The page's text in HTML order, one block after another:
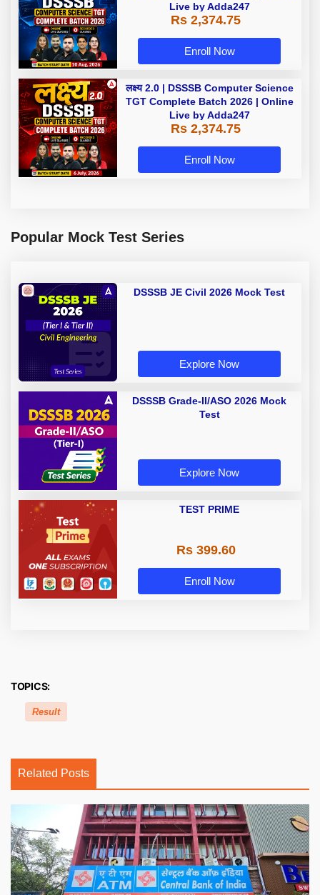
Live by Adda247
Rs 2,374.75
Enroll Now
लक्ष्य 2.0 | DSSSB Computer Science
TGT Complete Batch 2026 | Online
Live by Adda247
Rs 2,374.75
Enroll Now
Popular Mock Test Series
DSSSB JE Civil 2026 Mock Test
Explore Now
DSSSB Grade-II/ASO 2026 Mock
Test
Explore Now
TEST PRIME
Rs 399.60
Enroll Now
TOPICS:
Result
Related Posts